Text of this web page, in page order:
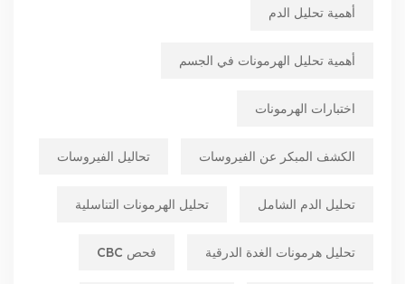
أهمية تحليل الدم
أهمية تحليل الهرمونات في الجسم
اختبارات الهرمونات
الكشف المبكر عن الفيروسات تحاليل الفيروسات
تحليل الدم الشامل تحليل الهرمونات التناسلية
تحليل هرمونات الغدة الدرقية فحص CBC